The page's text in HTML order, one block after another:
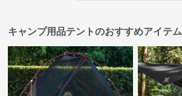
キャンプ用品テントのおすすめアイテム